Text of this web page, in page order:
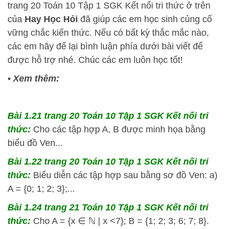
trang 20 Toán 10 Tập 1 SGK Kết nối tri thức ở trên
của Hay Học Hỏi đã giúp các em học sinh củng cố
vững chắc kiến thức. Nếu có bất kỳ thắc mắc nào,
các em hãy để lại bình luận phía dưới bài viết để
được hỗ trợ nhé. Chúc các em luôn học tốt!
•Xem thêm:
Bài 1.21 trang 20 Toán 10 Tập 1 SGK Kết nối tri
thức: Cho các tập hợp A, B được minh họa bằng
biểu đồ Ven...
Bài 1.22 trang 20 Toán 10 Tập 1 SGK Kết nối tri
thức: Biểu diễn các tập hợp sau bằng sơ đồ Ven: a)
A = {0; 1; 2; 3};...
Bài 1.24 trang 21 Toán 10 Tập 1 SGK Kết nối tri
thức: Cho A = {x ∈ ℕ | x <7}; B = {1; 2; 3; 6; 7; 8}.